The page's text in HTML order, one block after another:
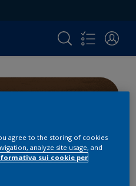
2 Mani
agree to the storing of cookies
analyze site usage, and
sui cookie per